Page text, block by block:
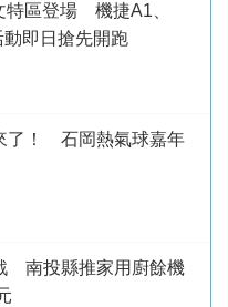
特區登場 機捷A1、
即日搶先開跑
了！ 石岡熱氣球嘉年
南投縣推家用廚餘機